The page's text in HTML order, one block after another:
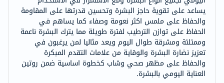
يساعد على تقوية حاجز البشرة وتحسين قدرتها على المقاومة
والحفاظ على ملمس اكثر نعومة وصفاء كما يساهم في
الحفاظ على توازن الترطيب لفترة طويلة مما يترك البشرة ناعمة
وممتلئة ومشرقة طوال اليوم ويعد مثاليا لمن يرغبون في
تعزيز نضارة البشرة والوقاية من علامات التقدم المبكرة
والحفاظ على مظهر صحي وشاب كخطوة اساسية ضمن روتين
العناية اليومي بالبشرة.